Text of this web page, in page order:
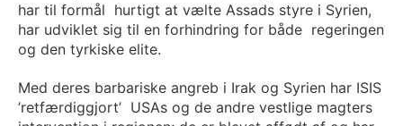
har til formål hurtigt at vælte Assads styre i Syrien,
har udviklet sig til en forhindring for både regeringen
og den tyrkiske elite.
Med deres barbariske angreb i Irak og Syrien har ISIS
’retfærdiggjort’ USAs og de andre vestlige magters